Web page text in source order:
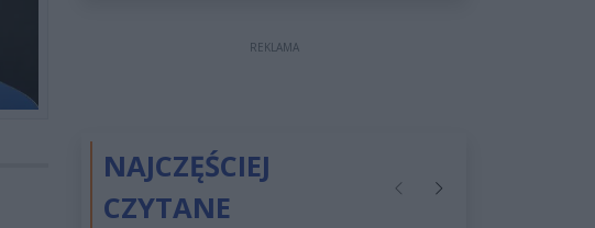
REKLAMA
NAJCZĘŚCIEJ
CZYTANE
PoprzednieNastępne